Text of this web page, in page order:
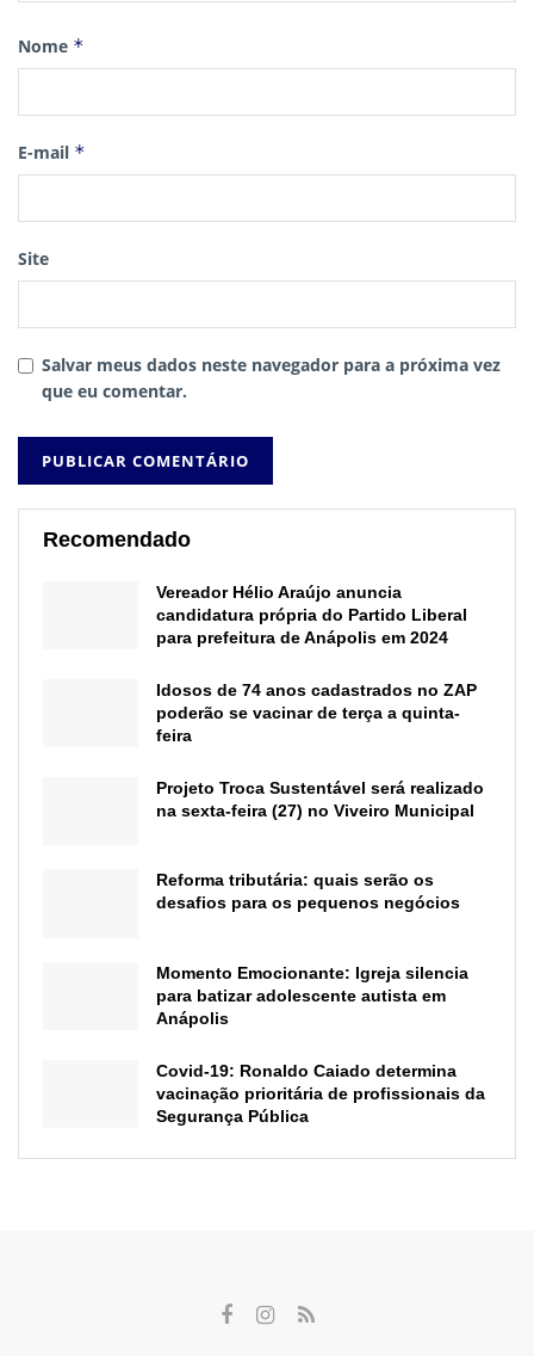
Nome *
E-mail *
Site
Salvar meus dados neste navegador para a próxima vez
que eu comentar.
Recomendado
Vereador Hélio Araújo anuncia
candidatura própria do Partido Liberal
para prefeitura de Anápolis em 2024
Idosos de 74 anos cadastrados no ZAP
poderão se vacinar de terça a quinta-
feira
Projeto Troca Sustentável será realizado
na sexta-feira (27) no Viveiro Municipal
Reforma tributária: quais serão os
desafios para os pequenos negócios
Momento Emocionante: Igreja silencia
para batizar adolescente autista em
Anápolis
Covid-19: Ronaldo Caiado determina
vacinação prioritária de profissionais da
Segurança Pública